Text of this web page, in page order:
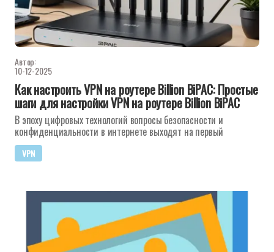
Автор:
10-12-2025
Как настроить VPN на роутере Billion BiPAC: Простые
шаги для настройки VPN на роутере Billion BiPAC
В эпоху цифровых технологий вопросы безопасности и
конфиденциальности в интернете выходят на первый
VPN